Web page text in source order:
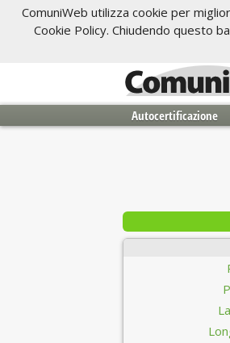
ComuniWeb utilizza cookie per
Cookie Policy. Chiudendo questo
Autocertificazione